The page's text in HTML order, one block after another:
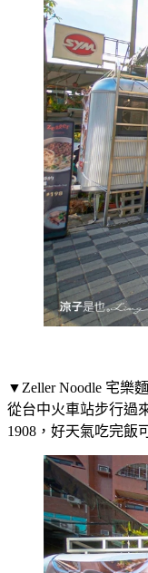
▼Zeller Noodle 宅樂
從台中火車站步行過
1908，好天氣吃完飯